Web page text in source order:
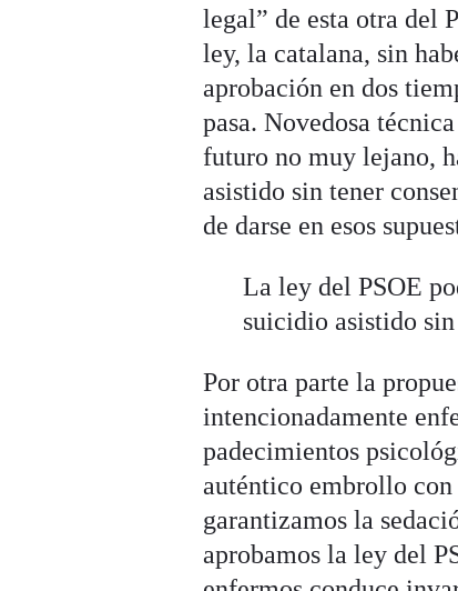
legal” de esta otra del
ley, la catalana, sin
aprobación en dos
pasa. Novedosa
futuro no muy lejano,
asistido sin tener
de darse en esos
La ley del PSOE
suicidio asistido
Por otra parte la
intencionadamente
padecimientos
auténtico embrollo
garantizamos la
aprobamos la ley del